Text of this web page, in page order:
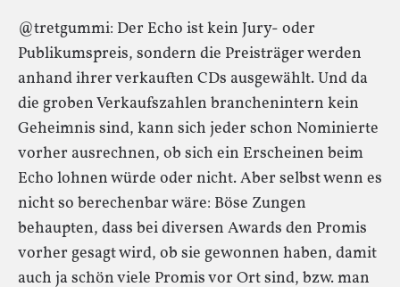
@tretgummi: Der Echo ist kein Jury- oder
Publikumspreis, sondern die Preisträger werden
anhand ihrer verkauften CDs ausgewählt. Und da
die groben Verkaufszahlen branchenintern kein
Geheimnis sind, kann sich jeder schon Nominierte
vorher ausrechnen, ob sich ein Erscheinen beim
Echo lohnen würde oder nicht. Aber selbst wenn es
nicht so berechenbar wäre: Böse Zungen
behaupten, dass bei diversen Awards den Promis
vorher gesagt wird, ob sie gewonnen haben, damit
auch ja schön viele Promis vor Ort sind, bzw. man